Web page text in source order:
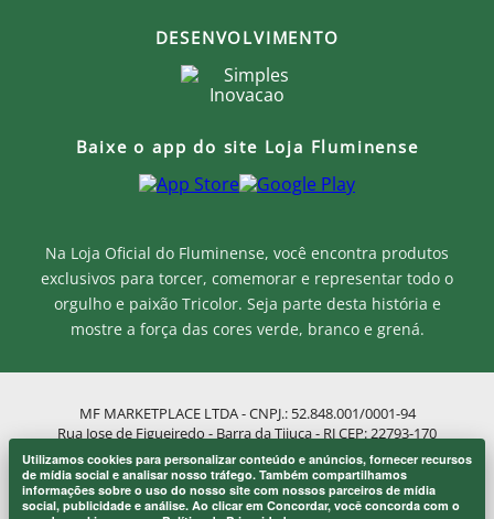
×
Onde eu sou de casa.
Laranjeiras 1902.
Utilizamos cookies para personalizar conteúdo e anúncios, fornecer recursos
de mídia social e analisar nosso tráfego. Também compartilhamos
informações sobre o uso do nosso site com nossos parceiros de mídia
social, publicidade e análise. Ao clicar em Concordar, você concorda com o
Na Loja Oficial do Fluminense, você encontra produtos
exclusivos para torcer, comemorar e representar todo o
orgulho e paixão Tricolor. Seja parte desta história e
mostre a força das cores verde, branco e grená.
DESENVOLVIMENTO
Baixe o app do site Loja Fluminense
MF MARKETPLACE LTDA - CNPJ.: 52.848.001/0001-94
Rua Jose de Figueiredo - Barra da Tijuca - RJ CEP: 22793-170
Atendimento ao Cliente: atendimento@lojaflu.com.br / (21) 98808-
9954
Atendimento de 8:00h as 12:00h e 14:00h as 17:00h de segunda a
sexta.